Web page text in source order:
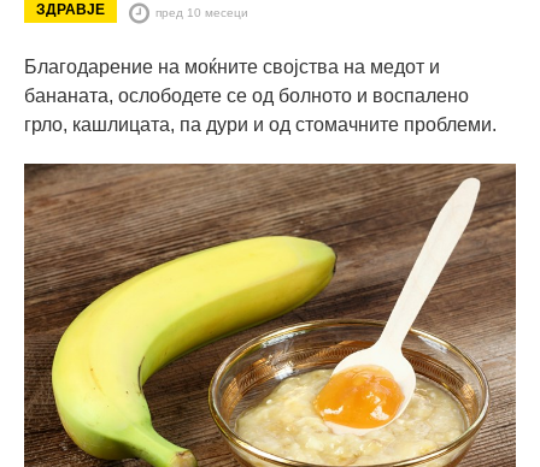
ЗДРАВЈЕ пред 10 месеци
Благодарение на моќните својства на медот и
бананата, ослободете се од болното и воспалено
грло, кашлицата, па дури и од стомачните проблеми.